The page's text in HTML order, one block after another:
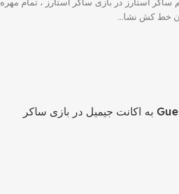
خط کش نشا...
تبدیل اکانت مهمان Guest به اکانت جیمیل در بازی ساکر